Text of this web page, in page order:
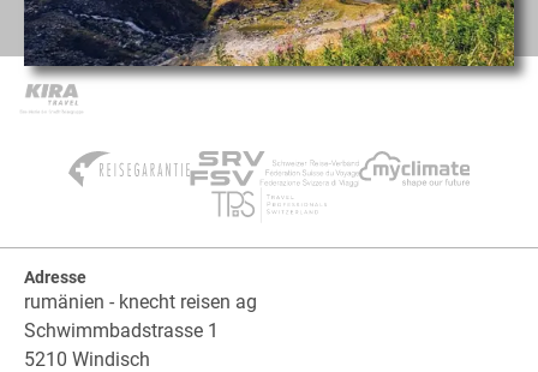
Adresse
rumänien - knecht reisen ag
Schwimmbadstrasse 1
5210 Windisch